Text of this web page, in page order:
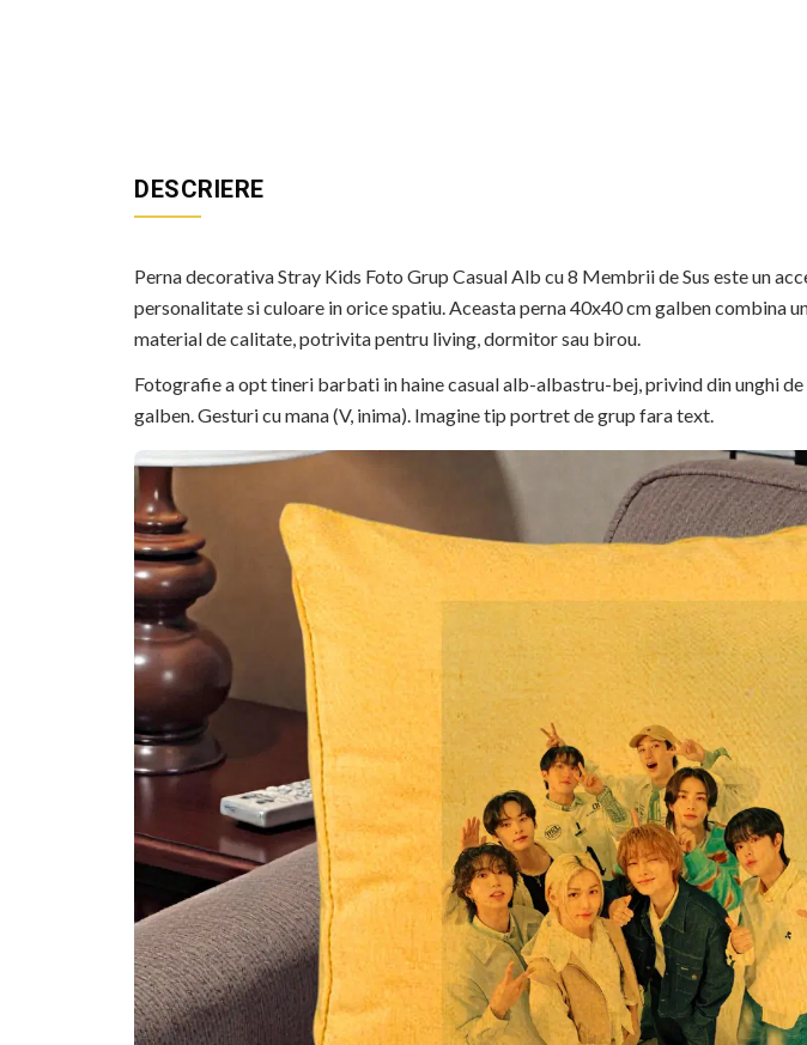
DESCRIERE
Perna decorativa Stray Kids Foto Grup Casual Alb cu 8 Membrii de Sus este un
personalitate si culoare in orice spatiu. Aceasta perna 40x40 cm galben combina
material de calitate, potrivita pentru living, dormitor sau birou.
Fotografie a opt tineri barbati in haine casual alb-albastru-bej, privind din unghi de
galben. Gesturi cu mana (V, inima). Imagine tip portret de grup fara text.